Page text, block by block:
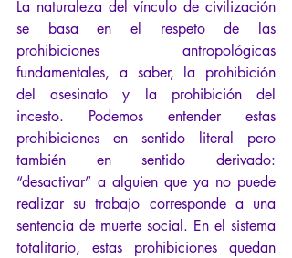
La naturaleza del vínculo de civilización
se basa en el respeto de las
prohibiciones antropológicas
fundamentales, a saber, la prohibición
del asesinato y la prohibición del
incesto. Podemos entender estas
prohibiciones en sentido literal pero
también en sentido derivado:
“desactivar” a alguien que ya no puede
realizar su trabajo corresponde a una
sentencia de muerte social. En el sistema
totalitario, estas prohibiciones quedan